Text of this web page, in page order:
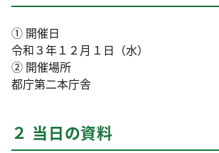
① 開催日
令和３年１２月１日（水）
② 開催場所
都庁第二本庁舎
２ 当日の資料